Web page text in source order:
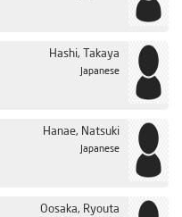
Hashi, Takaya
Japanese
Hanae, Natsuki
Japanese
Oosaka, Ryouta